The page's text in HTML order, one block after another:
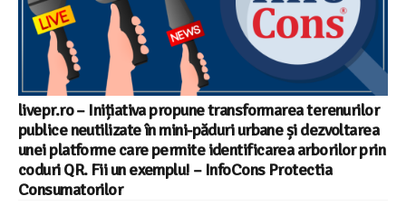
livepr.ro – Inițiativa propune transformarea terenurilor
publice neutilizate în mini-păduri urbane și dezvoltarea
unei platforme care permite identificarea arborilor prin
coduri QR. Fii un exemplu! – InfoCons Protectia
Consumatorilor